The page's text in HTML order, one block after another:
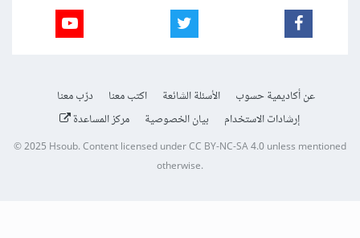
عن أكاديمية حسوب الأسئلة الشائعة اكتب معنا
درّب معنا
إرشادات الاستخدام
بيان الخصوصية مركز المساعدة
© 2025 Hsoub.Content licensed underCC BY-NC-SA 4.0unless mentioned
otherwise.